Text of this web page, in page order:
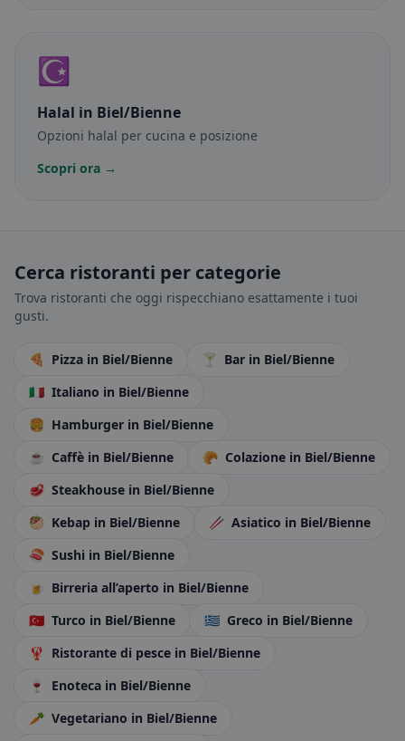
☪️
Halal in Biel/Bienne
Opzioni halal per cucina e posizione
Scopri ora →
Cerca ristoranti per categorie
Trova ristoranti che oggi rispecchiano esattamente i tuoi
gusti.
🍕 Pizza in Biel/Bienne 🍸 Bar in Biel/Bienne
🇮🇹 Italiano in Biel/Bienne
🍔 Hamburger in Biel/Bienne
☕ Caffè in Biel/Bienne 🥐 Colazione in Biel/Bienne
🥩 Steakhouse in Biel/Bienne
🥙 Kebap in Biel/Bienne 🥢 Asiatico in Biel/Bienne
🍣 Sushi in Biel/Bienne
🍺 Birreria all’aperto in Biel/Bienne
🇹🇷 Turco in Biel/Bienne 🇬🇷 Greco in Biel/Bienne
🦞 Ristorante di pesce in Biel/Bienne
🍷
Enoteca in Biel/Bienne
🥕 Vegetariano in Biel/Bienne